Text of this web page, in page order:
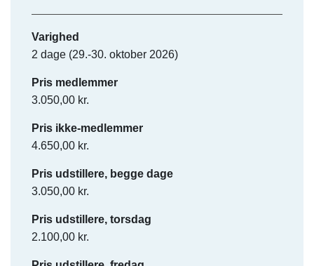
Varighed
2 dage (29.-30. oktober 2026)
Pris medlemmer
3.050,00 kr.
Pris ikke-medlemmer
4.650,00 kr.
Pris udstillere, begge dage
3.050,00 kr.
Pris udstillere, torsdag
2.100,00 kr.